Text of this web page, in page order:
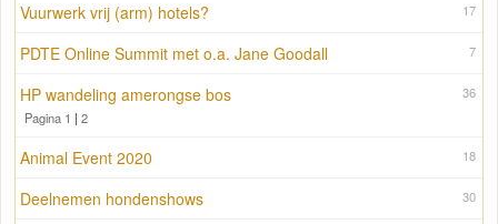
17
Vuurwerk vrij (arm) hotels?
7
PDTE Online Summit met o.a. Jane Goodall
36
HP wandeling amerongse bos
Pagina 1 | 2
18
Animal Event 2020
30
Deelnemen hondenshows